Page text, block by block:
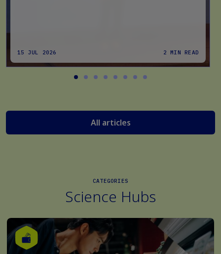
15 JUL 2026 2 MIN READ
All articles
CATEGORIES
Science Hubs